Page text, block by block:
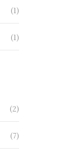
(1)
(1)
(2)
(7)